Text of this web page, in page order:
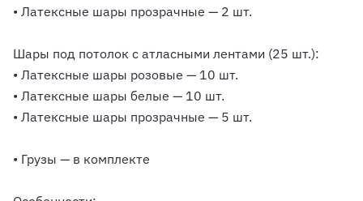
• Латексные шары прозрачные — 2 шт.
Шары под потолок с атласными лентами (25 шт.):
• Латексные шары розовые — 10 шт.
• Латексные шары белые — 10 шт.
• Латексные шары прозрачные — 5 шт.
• Грузы — в комплекте